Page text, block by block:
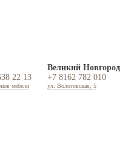
22 13
мебели
Великий Новгород
+7 8162 782 010
ул. Волотовская, 5